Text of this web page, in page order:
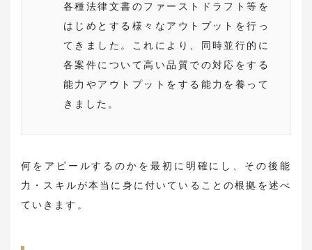
各種法律文書のファーストドラフト等を
はじめとする様々なアウトプットを行っ
てきました。これにより、同時並行的に
各案件について高い品質での対応をする
能力やアウトプットをする能力を養って
きました。
何をアピールするのかを最初に明確にし、その後能
力・スキルが本当に身に付いていることの根拠を述べ
ていきます。